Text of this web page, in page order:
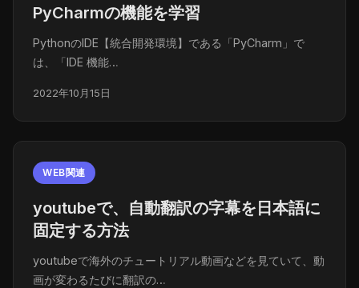
PyCharmの機能を学習
PythonのIDE【統合開発環境】である「PyCharm」で
は、「IDE 機能…
2022年10月15日
WEB関連
youtubeで、自動翻訳の字幕を日本語に
固定する方法
youtubeで海外のチュートリアル動画などを見ていて、動
画が変わるたびに翻訳の…